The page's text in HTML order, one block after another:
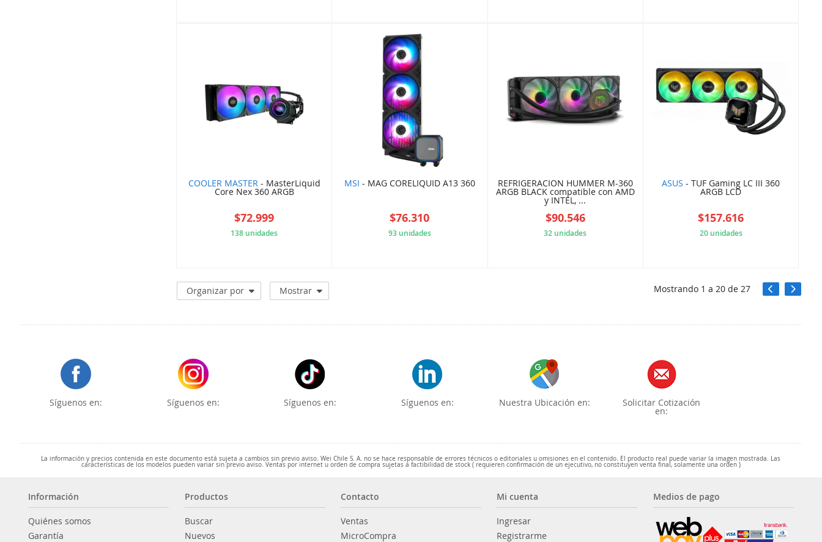
COOLER MASTER - MasterLiquid
Core Nex 360 ARGB
$72.999
138 unidades
MSI - MAG CORELIQUID A13 360
$76.310
93 unidades
REFRIGERACION HUMMER M-360
ARGB BLACK compatible con AMD
y INTEL, ...
$90.546
32 unidades
ASUS - TUF Gaming LC III 360
ARGB LCD
$157.616
20 unidades
Organizar por Mostrar Mostrando 1 a 20 de 27
Síguenos en: Síguenos en: Síguenos en: Síguenos en: Nuestra Ubicación en: Solicitar Cotización
en:
La información y precios contenida en este documento está sujeta a cambios sin previo aviso. Wei Chile S. A. no se hace responsable de errores técnicos o editoriales u omisiones en el contenido. El producto real puede variar la imagen mostrada. Las
características de los modelos pueden variar sin previo aviso. Ventas por internet u orden de compra sujetas a factibilidad de stock ( requieren confirmación de un ejecutivo, no constituyen venta final, solamente una orden )
Información
Quiénes somos
Garantía
Productos
Buscar
Nuevos
Contacto
Ventas
MicroCompra
Mi cuenta
Ingresar
Registrarme
Medios de pago